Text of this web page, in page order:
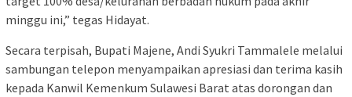
minggu ini,” tegas Hidayat.
Secara terpisah, Bupati Majene, Andi Syukri Tammalele melalui
sambungan telepon menyampaikan apresiasi dan terima kasih
kepada Kanwil Kemenkum Sulawesi Barat atas dorongan dan